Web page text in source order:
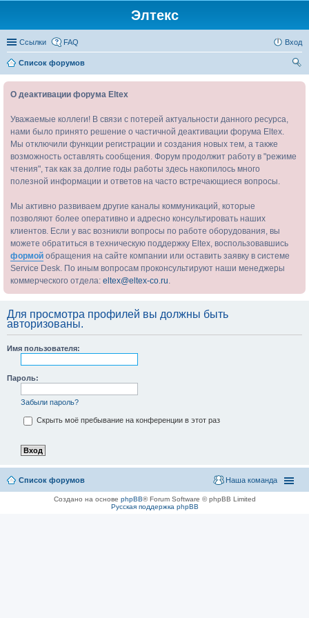
Элтекс
Ссылки FAQ Вход
Список форумов
О деактивации форума Eltex
Уважаемые коллеги! В связи с потерей актуальности данного ресурса,
нами было принято решение о частичной деактивации форума Eltex.
Мы отключили функции регистрации и создания новых тем, а также
возможность оставлять сообщения. Форум продолжит работу в "режиме
чтения", так как за долгие годы работы здесь накопилось много
полезной информации и ответов на часто встречающиеся вопросы.
Мы активно развиваем другие каналы коммуникаций, которые
позволяют более оперативно и адресно консультировать наших
клиентов. Если у вас возникли вопросы по работе оборудования, вы
можете обратиться в техническую поддержку Eltex, воспользовавшись
формой обращения на сайте компании или оставить заявку в системе
Service Desk. По иным вопросам проконсультируют наши менеджеры
коммерческого отдела: eltex@eltex-co.ru.
Для просмотра профилей вы должны быть
авторизованы.
Имя пользователя:
Пароль:
Забыли пароль?
Скрыть моё пребывание на конференции в этот раз
Список форумов Наша команда
Создано на основе phpBB® Forum Software © phpBB Limited
Русская поддержка phpBB